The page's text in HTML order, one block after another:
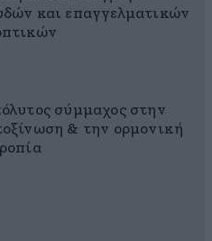
και επαγγελματικών
σύμμαχος στην
& την ορμονική